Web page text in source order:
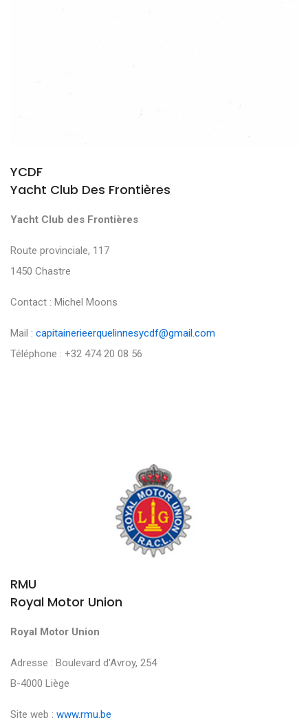
YCDF
Yacht Club Des Frontières
Yacht Club des Frontières
Route provinciale, 117
1450 Chastre
Contact : Michel Moons
Mail : capitainerieerquelinnesycdf@gmail.com
Téléphone : +32 474 20 08 56
RMU
Royal Motor Union
Royal Motor Union
Adresse : Boulevard d'Avroy, 254
B-4000 Liège
Site web : www.rmu.be